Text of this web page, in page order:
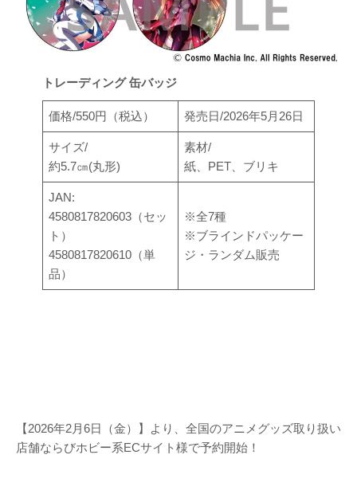
トレーディング 缶バッジ
価格/550円（税込） 発売日/2026年5月26日
サイズ/
約5.7㎝(丸形)
素材/
紙、PET、ブリキ
JAN:
4580817820603（セッ
ト）
4580817820610（単
品）
※全7種
※ブラインドパッケー
ジ・ランダム販売
【2026年2月6日（金）】より、全国のアニメグッズ取り扱い
店舗ならびホビー系ECサイト様で予約開始！